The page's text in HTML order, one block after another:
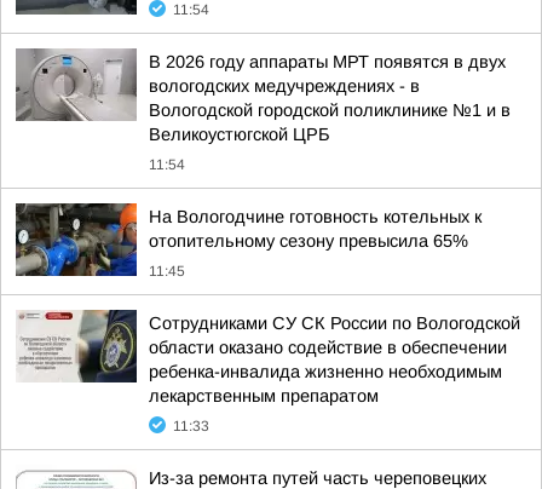
11:54
В 2026 году аппараты МРТ появятся в двух
вологодских медучреждениях - в
Вологодской городской поликлинике №1 и в
Великоустюгской ЦРБ
11:54
На Вологодчине готовность котельных к
отопительному сезону превысила 65%
11:45
Сотрудниками СУ СК России по Вологодской
области оказано содействие в обеспечении
ребенка-инвалида жизненно необходимым
лекарственным препаратом
11:33
Из-за ремонта путей часть череповецких